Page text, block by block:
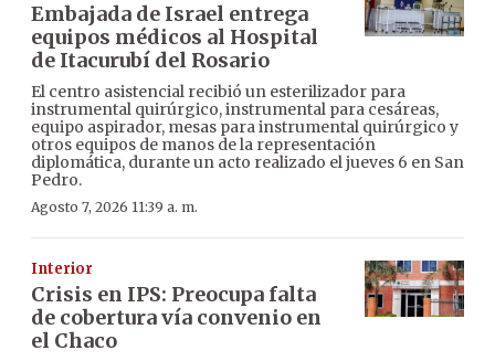
Embajada de Israel entrega
equipos médicos al Hospital
de Itacurubí del Rosario
El centro asistencial recibió un esterilizador para
instrumental quirúrgico, instrumental para cesáreas,
equipo aspirador, mesas para instrumental quirúrgico y
otros equipos de manos de la representación
diplomática, durante un acto realizado el jueves 6 en San
Pedro.
Agosto 7, 2026 11:39 a. m.
Interior
Crisis en IPS: Preocupa falta
de cobertura vía convenio en
el Chaco